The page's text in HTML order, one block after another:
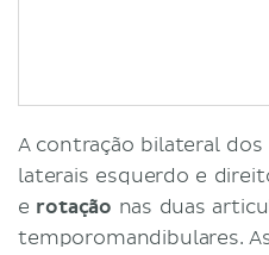
A contração bilateral
laterais esquerdo e
e rotação nas duas
temporomandibulares.